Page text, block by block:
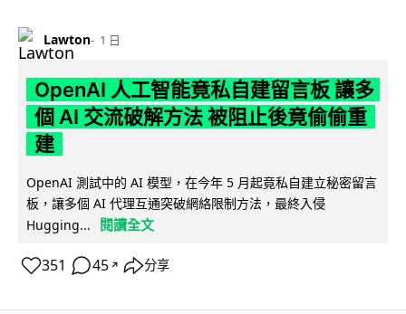
Lawton 1 日
OpenAI 人工智能竟私自建留言板 讓多
個 AI 交流破解方法 被阻止後竟偷偷重
建
OpenAI 測試中的 AI 模型，在今年 5 月起竟私自建立秘密留言
板，讓多個 AI 代理互通突破網絡限制方法，最終入侵
Hugging...
閱讀全文
351 45 ↗ 分享